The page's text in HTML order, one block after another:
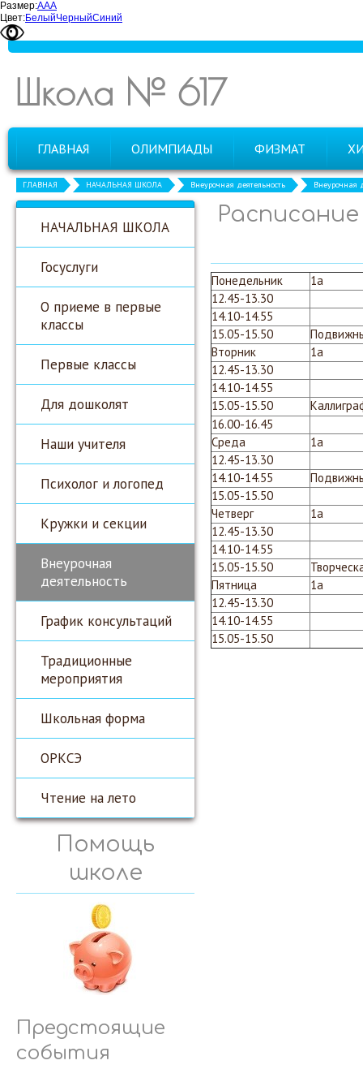
Размер:ААА
Цвет:БелыйЧерныйСиний
Школа № 617
ГЛАВНАЯ ОЛИМПИАДЫ ФИЗМАТ
ГЛАВНАЯ НАЧАЛЬНАЯ ШКОЛА Внеурочная деятельность Внеурочная
НАЧАЛЬНАЯ ШКОЛА
Госуслуги
О приеме в первые
классы
Первые классы
Для дошколят
Наши учителя
Психолог и логопед
Кружки и секции
Внеурочная
деятельность
График консультаций
Традиционные
мероприятия
Школьная форма
ОРКСЭ
Чтение на лето
Помощь
школе
Предстоящие
события
Понедельник
1а
12.45-13.30
14.10-14.55
15.05-15.50
Вторник
1а
12.45-13.30
14.10-14.55
15.05-15.50
16.00-16.45
Среда
1а
12.45-13.30
14.10-14.55
15.05-15.50
Четверг
1а
12.45-13.30
14.10-14.55
15.05-15.50
Пятница
1а
12.45-13.30
14.10-14.55
15.05-15.50